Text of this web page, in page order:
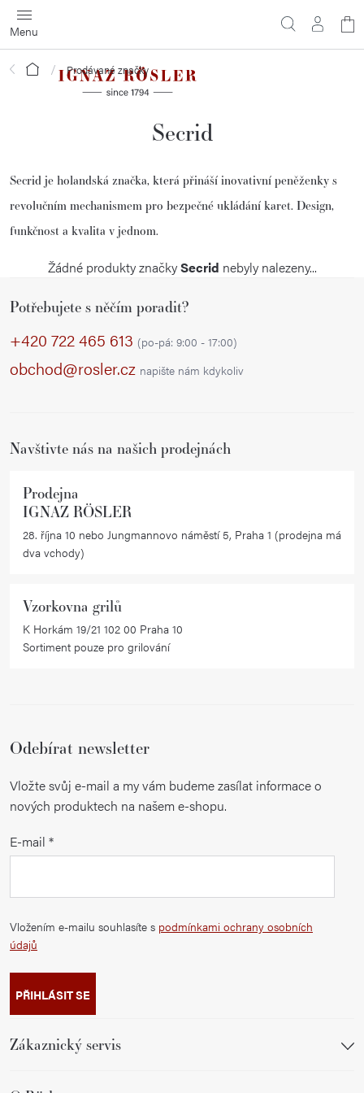
Přejít
na
obsah
Domů Prodávané značky
Secrid
Secrid je holandská značka, která přináší inovativní peněženky s
revolučním mechanismem pro bezpečné ukládání karet. Design,
funkčnost a kvalita v jednom.
Žádné produkty značkySecrid nebyly nalezeny...
Potřebujete s něčím poradit?
+420 722 465 613 (po-pá: 9:00 - 17:00)
obchod@rosler.cz napište nám kdykoliv
Navštivte nás na našich prodejnách
Prodejna
IGNAZ RÖSLER
28. října 10 nebo Jungmannovo náměstí 5, Praha 1 (prodejna má
dva vchody)
Vzorkovna grilů
K Horkám 19/21 102 00 Praha 10
Sortiment pouze pro grilování
Odebírat newsletter
Vložte svůj e-mail a my vám budeme zasílat informace o
nových produktech na našem e-shopu.
E-mail
Vložením e-mailu souhlasíte s podmínkami ochrany osobních
údajů
PŘIHLÁSIT SE
Zákaznický servis